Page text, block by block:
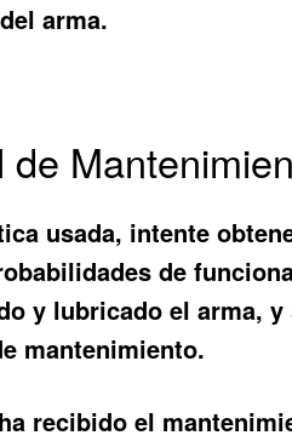
arma.
usada, intente
de
y lubricado el arma,
mantenimiento.
recibido el